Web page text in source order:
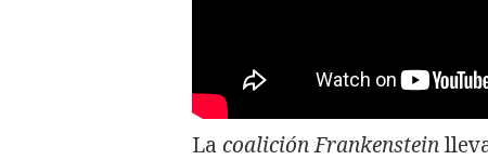
La coalición Frankenstein